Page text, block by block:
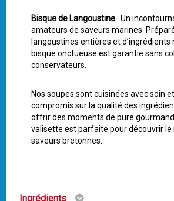
Bisque de Langoustine: Un
amateurs de saveurs marines.
langoustines entières et d’ingrédients
bisque onctueuse est garantie sans
conservateurs.
Nos soupes sont cuisinées avec soin
compromis sur la qualité des
offrir des moments de pure
valisette est parfaite pour découvrir le
saveurs bretonnes.
Ingrédients